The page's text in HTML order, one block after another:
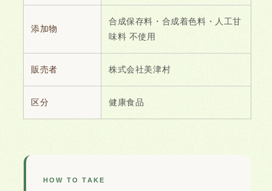
添加物
合成保存料・合成着色料・人工甘
味料 不使用
販売者 株式会社美津村
区分 健康食品
HOW TO TAKE